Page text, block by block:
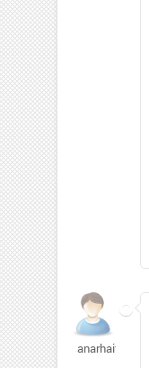
anarhaifa